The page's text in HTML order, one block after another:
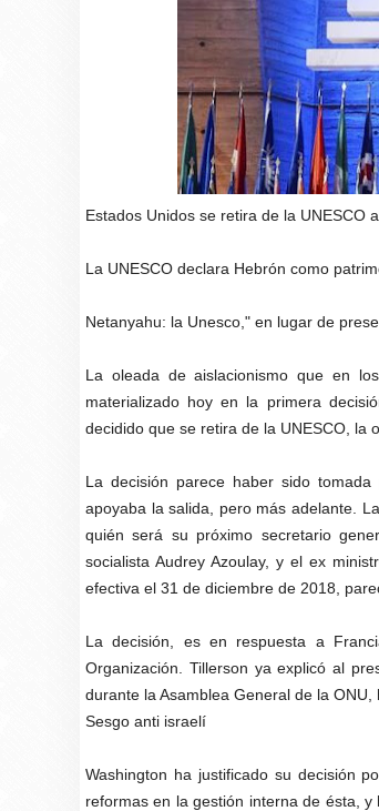
Estados Unidos se retira de la UNESCO
La UNESCO declara Hebrón como
Netanyahu: la Unesco," en lugar de
La oleada de aislacionismo que en
materializado hoy en la primera
decidido que se retira de la UNESCO, la
La decisión parece haber sido
apoyaba la salida, pero más adelante.
quién será su próximo secretario
socialista Audrey Azoulay, y el ex
efectiva el 31 de diciembre de 2018,
La decisión, es en respuesta a
Organización. Tillerson ya explicó al
durante la Asamblea General de la ONU,
Sesgo anti israelí
Washington ha justificado su decisión
reformas en la gestión interna de ésta,